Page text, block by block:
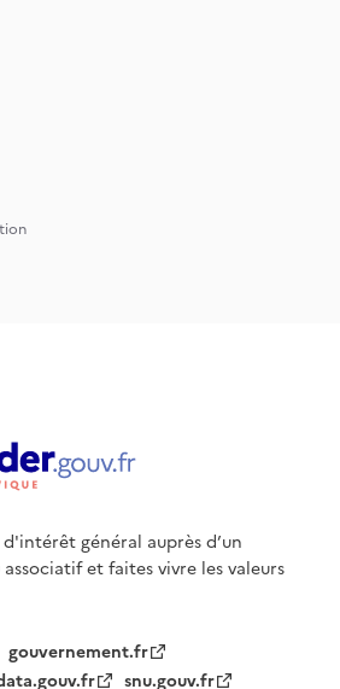
général auprès d’un
associatif et faites vivre les valeurs
gouvernement.fr
snu.gouv.fr